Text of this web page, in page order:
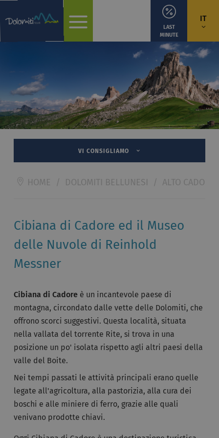
IT
LAST
MINUTE
VI CONSIGLIAMO
HOME / DOLOMITI BELLUNESI / ALTO
Cibiana di Cadore ed il Museo
delle Nuvole di Reinhold
Messner
Cibiana di Cadore è un incantevole paese di
montagna, circondato dalle vette delle Dolomiti, che
offrono scorci suggestivi. Questa località, situata
nella vallata del torrente Rite, si trova in una
posizione un po' isolata rispetto agli altri paesi della
valle del Boite.
Nei tempi passati le attività principali erano quelle
legate all'agricoltura, alla pastorizia, alla cura dei
boschi e alle miniere di ferro, grazie alle quali
venivano prodotte chiavi.